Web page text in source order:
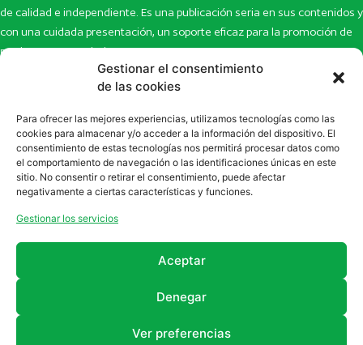
Gestionar el consentimiento
de las cookies
Para ofrecer las mejores experiencias, utilizamos tecnologías como las
cookies para almacenar y/o acceder a la información del dispositivo. El
consentimiento de estas tecnologías nos permitirá procesar datos como
el comportamiento de navegación o las identificaciones únicas en este
sitio. No consentir o retirar el consentimiento, puede afectar
negativamente a ciertas características y funciones.
Gestionar los servicios
Aceptar
Denegar
Ver preferencias
de calidad e independiente. Es una publicación seria en sus contenidos y
con una cuidada presentación, un soporte eficaz para la promoción de
productos y novedades.
Inicio
Newsletter
Eco Multimedia
Contacto
Artículos
Escaparate
Enlaces de interés
SUSCRÍBETE A NUESTRO NEWSLETTER
la sección deNewsletter
Revista Farmanatur